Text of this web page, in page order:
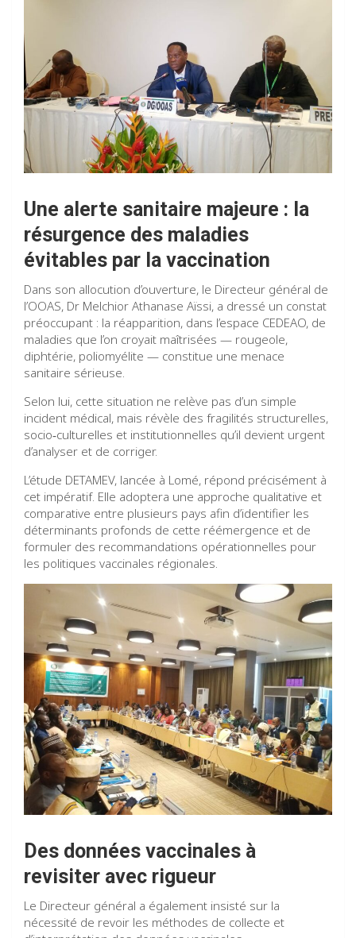
Une alerte sanitaire majeure : la
résurgence des maladies
évitables par la vaccination
Dans son allocution d’ouverture, le Directeur général de
l’OOAS, Dr Melchior Athanase Aïssi, a dressé un constat
préoccupant : la réapparition, dans l’espace CEDEAO, de
maladies que l’on croyait maîtrisées — rougeole,
diphtérie, poliomyélite — constitue une menace
sanitaire sérieuse.
Selon lui, cette situation ne relève pas d’un simple
incident médical, mais révèle des fragilités structurelles,
socio‑culturelles et institutionnelles qu’il devient urgent
d’analyser et de corriger.
L’étude DETAMEV, lancée à Lomé, répond précisément à
cet impératif. Elle adoptera une approche qualitative et
comparative entre plusieurs pays afin d’identifier les
déterminants profonds de cette réémergence et de
formuler des recommandations opérationnelles pour
les politiques vaccinales régionales.
Des données vaccinales à
revisiter avec rigueur
Le Directeur général a également insisté sur la
nécessité de revoir les méthodes de collecte et